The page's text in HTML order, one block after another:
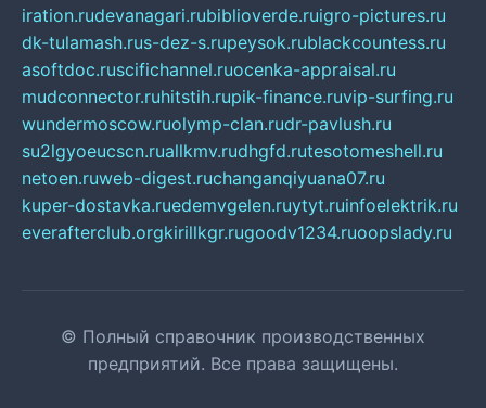
iration.rudevanagari.rubiblioverde.ruigro-pictures.ru
dk-tulamash.rus-dez-s.rupeysok.rublackcountess.ru
asoftdoc.ruscifichannel.ruocenka-appraisal.ru
mudconnector.ruhitstih.rupik-finance.ruvip-surfing.ru
wundermoscow.ruolymp-clan.rudr-pavlush.ru
su2lgyoeucscn.ruallkmv.rudhgfd.rutesotomeshell.ru
netoen.ruweb-digest.ruchanganqiyuana07.ru
kuper-dostavka.ruedemvgelen.ruytyt.ruinfoelektrik.ru
everafterclub.orgkirillkgr.rugoodv1234.ruoopslady.ru
© Полный справочник производственных
предприятий. Все права защищены.